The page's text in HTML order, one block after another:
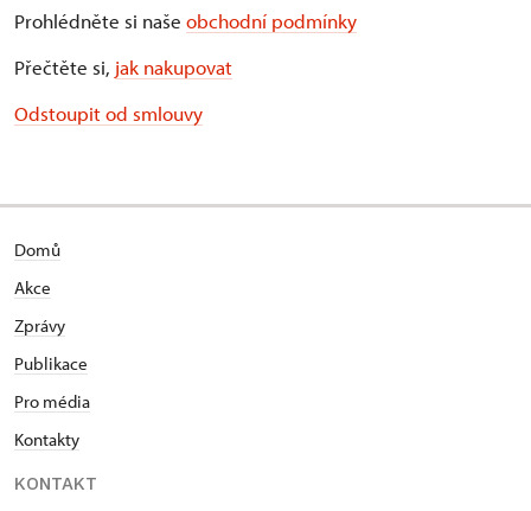
Prohlédněte si naše obchodní podmínky
Přečtěte si, jak nakupovat
Odstoupit od smlouvy
Domů
Akce
Zprávy
Publikace
Pro média
Kontakty
KONTAKT